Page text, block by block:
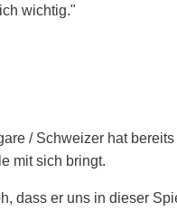
wichtig."
/ Schweizer hat
mit sich bringt.
dass er uns in dieser